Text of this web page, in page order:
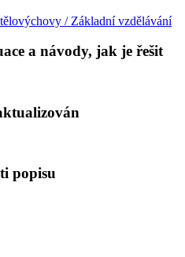
/ Základní vzdělávání
a návody, jak je řešit
popisu